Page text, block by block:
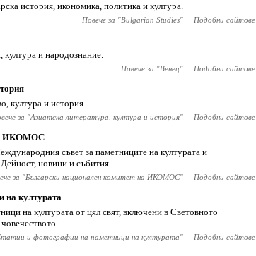
история, икономика, политика и култура.
Повече за "Bulgarian Studies" Подобни сайтове
култура и народознание.
Повече за "Венец" Подобни сайтове
култура и история.
за "Азиатска литература, култура и история" Подобни сайтове
ИКОМОС
съвет за паметниците на културата и
новини и събития.
за "Български национален комитет на ИКОМОС" Подобни сайтове
на културата
на културата от цял свят, включени в Световното
и фотографии на паметници на културата" Подобни сайтове